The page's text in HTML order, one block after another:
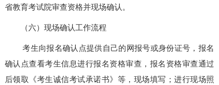
省教育考试院审查资格并现场确认。
（六）现场确认工作流程
考生向报名确认点提供自己的网报号或身份证号，报名
确认点查看考生信息进行报名资格审查，报名资格审查通过
后领取《考生诚信考试承诺书》等，现场填写；进行现场照